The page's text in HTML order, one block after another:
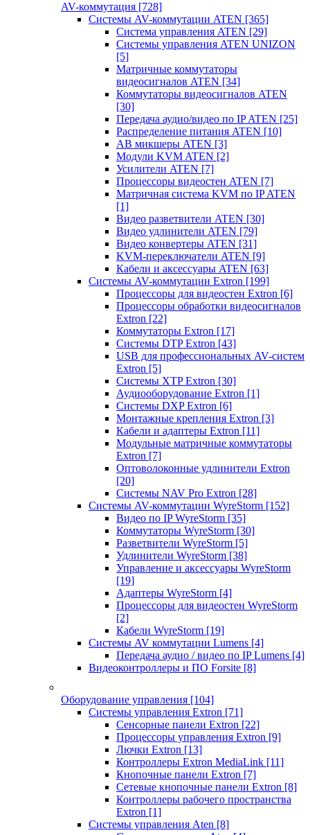
AV-коммутация [728]
Системы AV-коммутации ATEN [365]
Система управления ATEN [29]
Системы управления ATEN UNIZON
[5]
Матричные коммутаторы
видеосигналов ATEN [34]
Коммутаторы видеосигналов ATEN
[30]
Передача аудио/видео по IP ATEN [25]
Распределение питания ATEN [10]
АВ микшеры ATEN [3]
Модули KVM ATEN [2]
Усилители ATEN [7]
Процессоры видеостен ATEN [7]
Матричная система KVM по IP ATEN
[1]
Видео разветвители ATEN [30]
Видео удлинители ATEN [79]
Видео конвертеры ATEN [31]
KVM-переключатели ATEN [9]
Кабели и аксессуары ATEN [63]
Системы AV-коммутации Extron [199]
Процессоры для видеостен Extron [6]
Процессоры обработки видеосигналов
Extron [22]
Коммутаторы Extron [17]
Системы DTP Extron [43]
USB для профессиональных AV-систем
Extron [5]
Системы XTP Extron [30]
Аудиооборудование Extron [1]
Системы DXP Extron [6]
Монтажные крепления Extron [3]
Кабели и адаптеры Extron [11]
Модульные матричные коммутаторы
Extron [7]
Оптоволоконные удлинители Extron
[20]
Системы NAV Pro Extron [28]
Системы AV-коммутации WyreStorm [152]
Видео по IP WyreStorm [35]
Коммутаторы WyreStorm [30]
Разветвители WyreStorm [5]
Удлинители WyreStorm [38]
Управление и аксессуары WyreStorm
[19]
Адаптеры WyreStorm [4]
Процессоры для видеостен WyreStorm
[2]
Кабели WyreStorm [19]
Системы AV коммутации Lumens [4]
Передача аудио / видео по IP Lumens [4]
Видеоконтроллеры и ПО Forsite [8]
Оборудование управления [104]
Системы управления Extron [71]
Сенсорные панели Extron [22]
Процессоры управления Extron [9]
Лючки Extron [13]
Контроллеры Extron MediaLink [11]
Кнопочные панели Extron [7]
Сетевые кнопочные панели Extron [8]
Контроллеры рабочего пространства
Extron [1]
Системы управления Aten [8]